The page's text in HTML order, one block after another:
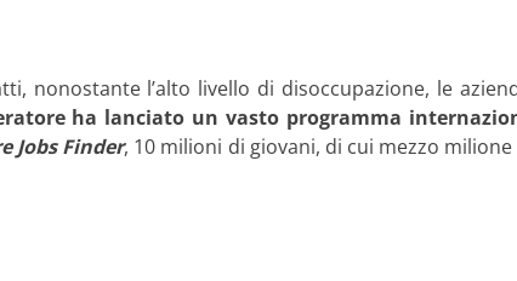
nonostante l’alto livello di disoccupazione, le
ha lanciato un vasto programma
Jobs Finder, 10 milioni di giovani, di cui mezzo